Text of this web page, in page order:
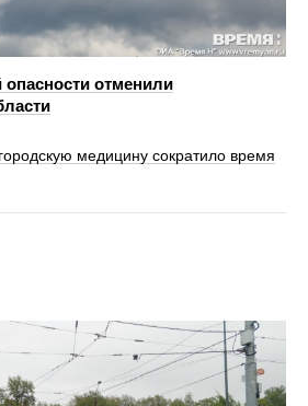
отменили
медицину сократило время